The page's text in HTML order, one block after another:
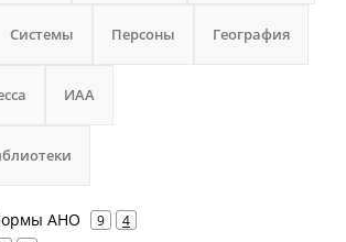
Системы Персоны География
ИАА
АНО 9 4